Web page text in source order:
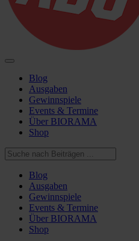
Blog
Ausgaben
Gewinnspiele
Events & Termine
Über BIORAMA
Shop
Blog
Ausgaben
Gewinnspiele
Events & Termine
Über BIORAMA
Shop